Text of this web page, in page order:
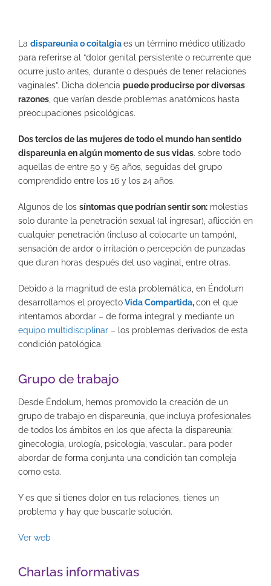
La dispareunia o coitalgiaes un término médico utilizado
para referirse al “dolor genital persistente o recurrente que
ocurre justo antes, durante o después de tener relaciones
vaginales”. Dicha dolencia puede producirse por diversas
razones, que varían desde problemas anatómicos hasta
preocupaciones psicológicas.
Dos tercios de las mujeres de todo el mundo han sentido
dispareunia en algún momento de sus vidas. sobre todo
aquellas de entre 50 y 65 años, seguidas del grupo
comprendido entre los 16 y los 24 años.
Algunos de los síntomas que podrían sentir son: molestias
solo durante la penetración sexual (al ingresar), aflicción en
cualquier penetración (incluso al colocarte un tampón),
sensación de ardor o irritación o percepción de punzadas
que duran horas después del uso vaginal, entre otras.
Debido a la magnitud de esta problemática, en Éndolum
desarrollamos el proyectoVida Compartida,con el que
intentamos abordar – de forma integral y mediante un
equipo multidisciplinar – los problemas derivados de esta
condición patológica.
Grupo de trabajo
Desde Éndolum, hemos promovido la creación de un
grupo de trabajo en dispareunia, que incluya profesionales
de todos los ámbitos en los que afecta la dispareunia:
ginecología, urología, psicología, vascular… para poder
abordar de forma conjunta una condición tan compleja
como esta.
Y es que si tienes dolor en tus relaciones, tienes un
problema y hay que buscarle solución.
Ver web
Charlas informativas